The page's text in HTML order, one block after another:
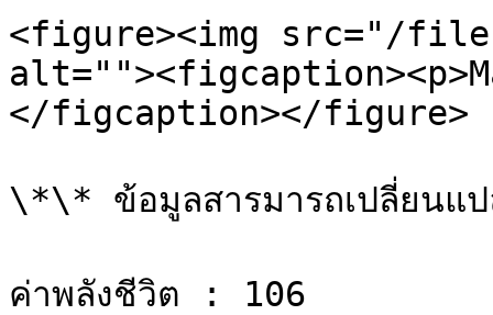
<figure><img src="/files/
</figcaption></figure>
\*\* ข้อมูลสารมารถเปลี่ยนแป
ค่าพลังชีวิต : 106